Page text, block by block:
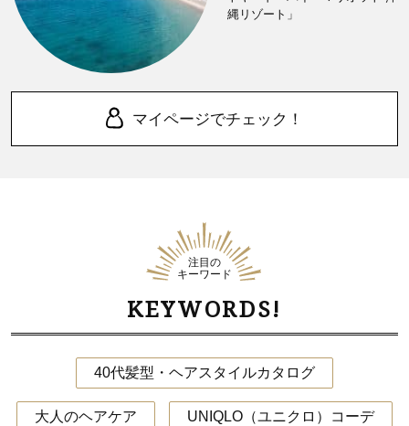
縄リゾート」
マイページでチェック！
注目の
キーワード
KEYWORDS!
40代髪型・ヘアスタイルカタログ
大人のヘアケア UNIQLO（ユニクロ）コーデ